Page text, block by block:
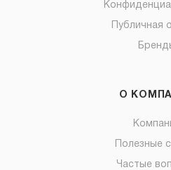
Публичная
О
Полезные
Частые